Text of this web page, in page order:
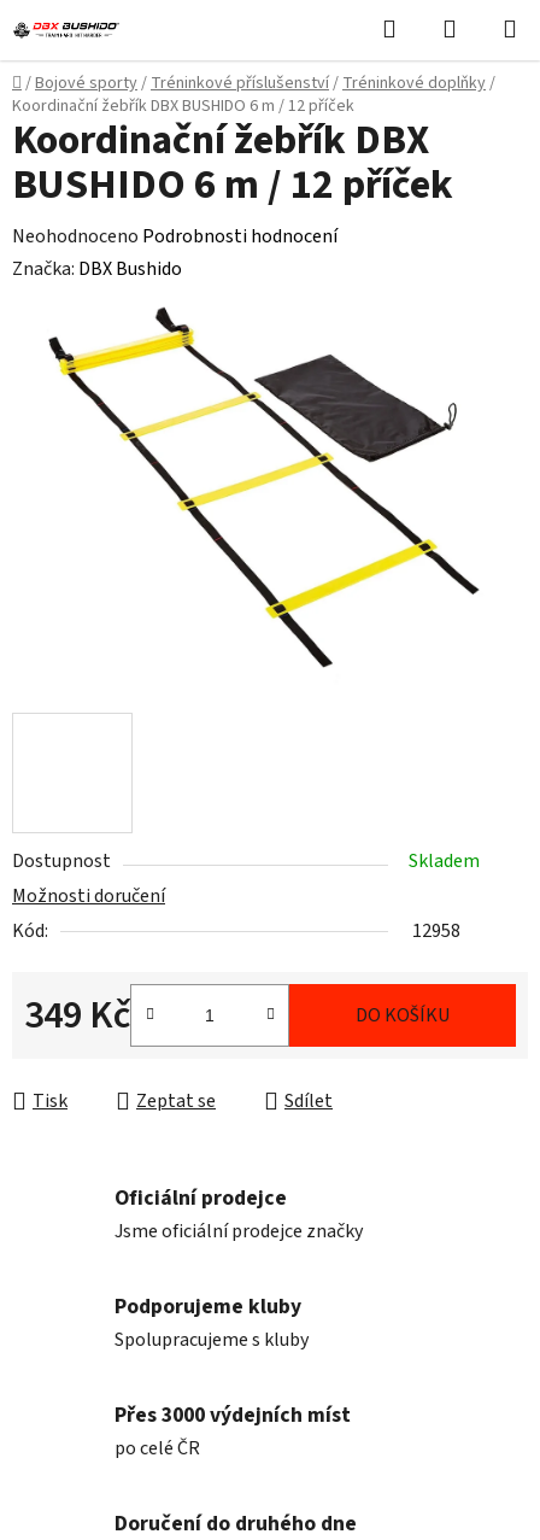
na
obsah
Hledat
KOŠÍK
Domů
/Bojové sporty/Tréninkové příslušenství/Tréninkové doplňky/
Koordinační žebřík DBX BUSHIDO 6 m / 12 příček
Dostupnost
Skladem
Možnosti doručení
Kód:
12958
349 Kč DO KOŠÍKU
Tisk Zeptat se Sdílet
Koordinační žebřík DBX
BUSHIDO 6 m / 12 příček
Průměrné
hodnocení
Neohodnoceno Podrobnosti hodnocení
Značka: DBX Bushido
Oficiální prodejce
Jsme oficiální prodejce značky
Podporujeme kluby
Spolupracujeme s kluby
Přes 3000 výdejních míst
po celé ČR
Doručení do druhého dne